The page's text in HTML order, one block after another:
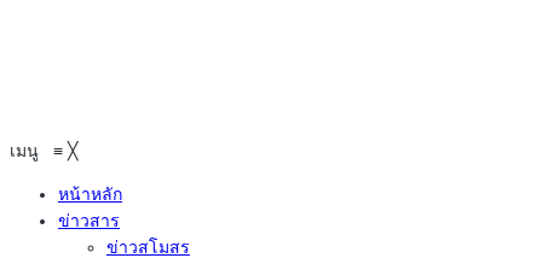
เมนู ≡ ╳
หน้าหลัก
ข่าวสาร
ข่าวสโมสร